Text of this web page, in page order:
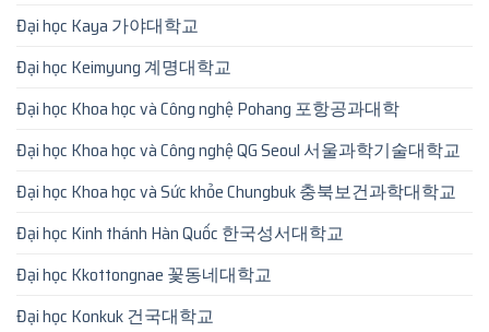
Đại học Kaya 가야대학교
Đại học Keimyung 계명대학교
Đại học Khoa học và Công nghệ Pohang 포항공과대학
Đại học Khoa học và Công nghệ QG Seoul 서울과학기술대학교
Đại học Khoa học và Sức khỏe Chungbuk 충북보건과학대학교
Đại học Kinh thánh Hàn Quốc 한국성서대학교
Đại học Kkottongnae 꽃동네대학교
Đại học Konkuk 건국대학교